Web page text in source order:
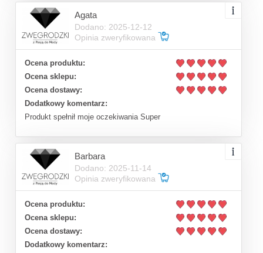
Agata
Dodano: 2025-12-12
Opinia zweryfikowana
Ocena produktu:
Ocena sklepu:
Ocena dostawy:
Dodatkowy komentarz:
Produkt spełnił moje oczekiwania Super
Barbara
Dodano: 2025-11-14
Opinia zweryfikowana
Ocena produktu:
Ocena sklepu:
Ocena dostawy:
Dodatkowy komentarz: